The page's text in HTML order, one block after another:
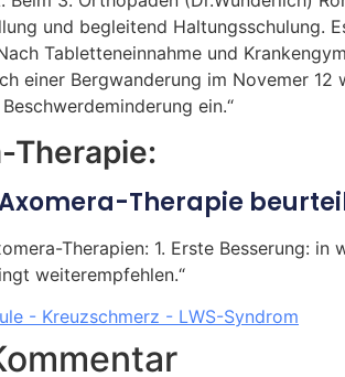
und begleitend Haltungsschulung.
Tabletteneinnahme und
einer Bergwanderung im Novemer
ein.“
Therapie:
Therapie
Therapien: 1. Erste Besserung:
weiterempfehlen.“
- Kreuzschmerz - LWS-Syndrom